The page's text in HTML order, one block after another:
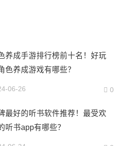
养成手游排行榜前十名！好玩
色养成游戏有哪些？
06-26 0
最好的听书软件推荐！最受欢
听书app有哪些？